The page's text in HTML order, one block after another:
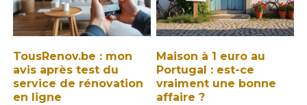
TousRenov.be : mon
avis après test du
service de rénovation
en ligne
Maison à 1 euro au
Portugal : est-ce
vraiment une bonne
affaire ?